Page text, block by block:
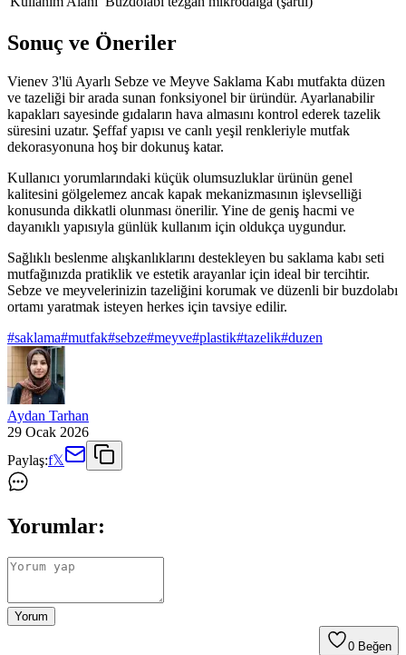
Sonuç ve Öneriler
Vienev 3'lü Ayarlı Sebze ve Meyve Saklama Kabı mutfakta düzen
ve tazeliği bir arada sunan fonksiyonel bir üründür. Ayarlanabilir
kapakları sayesinde gıdaların hava almasını kontrol ederek tazelik
süresini uzatır. Şeffaf yapısı ve canlı yeşil renkleriyle mutfak
dekorasyonuna hoş bir dokunuş katar.
Kullanıcı yorumlarındaki küçük olumsuzluklar ürünün genel
kalitesini gölgelemez ancak kapak mekanizmasının işlevselliği
konusunda dikkatli olunması önerilir. Yine de geniş hacmi ve
dayanıklı yapısıyla günlük kullanım için oldukça uygundur.
Sağlıklı beslenme alışkanlıklarını destekleyen bu saklama kabı seti
mutfağınızda pratiklik ve estetik arayanlar için ideal bir tercihtir.
Sebze ve meyvelerinizin tazeliğini korumak ve düzenli bir buzdolabı
ortamı yaratmak isteyen herkes için tavsiye edilir.
#saklama#mutfak#sebze#meyve#plastik#tazelik#duzen
Aydan Tarhan
29 Ocak 2026
Paylaş:f𝕏
Yorumlar:
Yorum
0 Beğen